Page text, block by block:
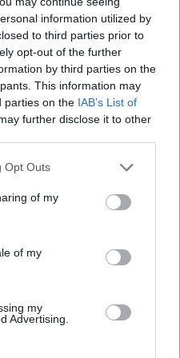
information utilized by
to third parties prior to
opt-out of the further
by third parties on the
This information may
parties on the IAB’s List of
further disclose it to other
Opt Outs
of my
of my
my
Advertising.
al riutilizzo dei mezzi e
sull’acquisto a fine
di intercettare con
liberi professionisti, aziende
standardizzato e sempre più
punta inoltre a rafforzare
maggiore disponibilità di veicoli
di ridurre i tempi di
a investire nella gestione
mettendo a disposizione di fleet
più evoluti, basati su dati in
è svolto anche dalla gestione
da domanda solida e